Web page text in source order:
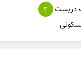
دربست ؟